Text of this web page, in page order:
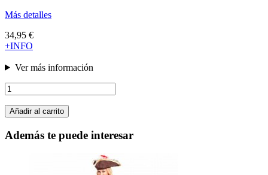
Más detalles
34,95 €
+INFO
Ver más información
Añadir al carrito
Además te puede interesar